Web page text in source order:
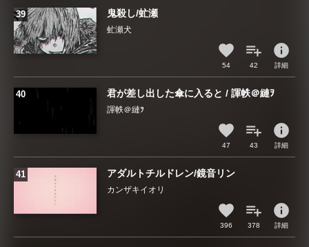
鬼殺し/虻瀬
虻瀬犬
54 42
info
詳細
君が差し出した傘に入ると / 諢帙＠縺ｦ
諢帙＠縺ｦ
47 43
info
詳細
アダルトチルドレン/鏡音リン
カンザキイオリ
396 378
info
詳細